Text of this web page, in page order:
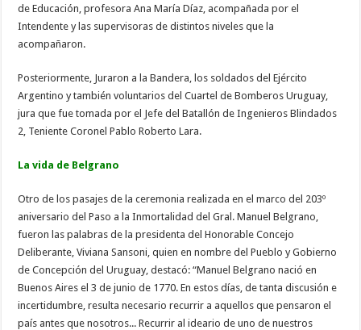
de Educación, profesora Ana María Díaz, acompañada por el
Intendente y las supervisoras de distintos niveles que la
acompañaron.
Posteriormente, Juraron a la Bandera, los soldados del Ejército
Argentino y también voluntarios del Cuartel de Bomberos Uruguay,
jura que fue tomada por el Jefe del Batallón de Ingenieros Blindados
2, Teniente Coronel Pablo Roberto Lara.
La vida de Belgrano
Otro de los pasajes de la ceremonia realizada en el marco del 203º
aniversario del Paso a la Inmortalidad del Gral. Manuel Belgrano,
fueron las palabras de la presidenta del Honorable Concejo
Deliberante, Viviana Sansoni, quien en nombre del Pueblo y Gobierno
de Concepción del Uruguay, destacó: “Manuel Belgrano nació en
Buenos Aires el 3 de junio de 1770. En estos días, de tanta discusión e
incertidumbre, resulta necesario recurrir a aquellos que pensaron el
país antes que nosotros... Recurrir al ideario de uno de nuestros